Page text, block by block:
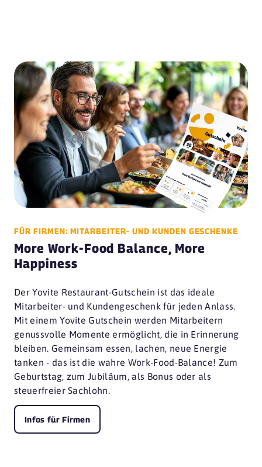
FÜR FIRMEN: MITARBEITER- UND KUNDEN GESCHENKE
More Work-Food Balance, More
Happiness
Der Yovite Restaurant-Gutschein ist das ideale
Mitarbeiter- und Kundengeschenk für jeden Anlass.
Mit einem Yovite Gutschein werden Mitarbeitern
genussvolle Momente ermöglicht, die in Erinnerung
bleiben. Gemeinsam essen, lachen, neue Energie
tanken - das ist die wahre Work-Food-Balance! Zum
Geburtstag, zum Jubiläum, als Bonus oder als
steuerfreier Sachlohn.
Infos für Firmen